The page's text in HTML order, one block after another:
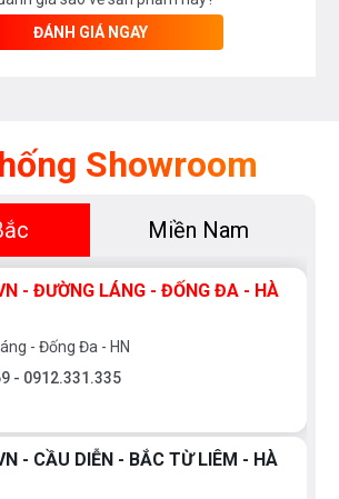
ĐÁNH GIÁ NGAY
Showroom
Miền Nam
- ĐƯỜNG LÁNG - ĐỐNG ĐA - HÀ
- Đống Đa - HN
- 0912.331.335
- CẦU DIỄN - BẮC TỪ LIÊM - HÀ